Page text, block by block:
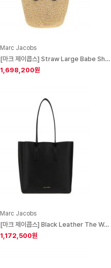
Marc Jacobs
[마크 제이콥스] Straw Large Babe Shopping Bag Natural Exterior: Borse A Mano
1,698,200원
Marc Jacobs
[마크 제이콥스] Black Leather The Work Shopping Bag Borse A Mano
1,172,500원